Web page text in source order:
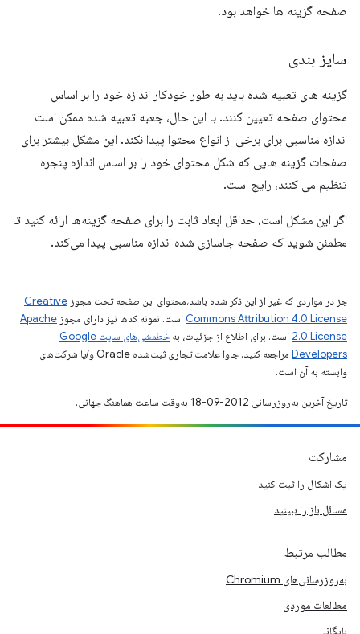
صفحه گزینه ها خواهد بود.
سایز بندی
گزینه های تعبیه شده باید به طور خودکار اندازه خود را بر اساس
محتوای صفحه تعیین کنند. با این حال، جعبه تعبیه شده ممکن است
اندازه مناسبی برای برخی از انواع محتوا پیدا نکند. این مشکل بیشتر برای
صفحات گزینه هایی که شکل محتوای خود را بر اساس اندازه پنجره
تنظیم می کنند، رایج است.
اگر این مشکل است، حداقل ابعاد ثابت را برای صفحه گزینه‌ها ارائه کنید تا
مطمئن شوید که صفحه جاسازی شده اندازه مناسبی پیدا می‌کند.
جز در مواردی که غیر از این ذکر شده باشد،‌محتوای این صفحه تحت مجوز Creative
Commons Attribution 4.0 License است. نمونه کدها نیز دارای مجوز Apache
2.0 License است. برای اطلاع از جزئیات، به
خطمشی‌های سایت Google
Developers‏
مراجعه کنید. جاوا علامت تجاری ثبت‌شده Oracle و/یا شرکت‌های
وابسته به آن است.
تاریخ آخرین به‌روزرسانی 2012-09-18 به‌وقت ساعت هماهنگ جهانی.
مشارکت
یک اشکال را ثبت کنید
مسائل باز را ببینید
مطالب مرتبط
به‌روزرسانی‌های Chromium
مطالعات موردی
بایگانی